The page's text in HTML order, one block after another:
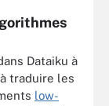
Dataiku à
traduire les
low-